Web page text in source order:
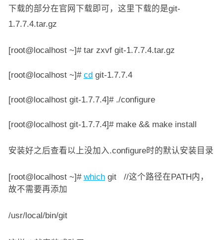
下载的部分在官网下载即可，这里下载的是git-
1.7.7.4.tar.gz
[root@localhost ~]# tar zxvf git-1.7.7.4.tar.gz
[root@localhost ~]# cdgit-1.7.7.4
[root@localhost git-1.7.7.4]# ./configure
[root@localhost git-1.7.7.4]# make && make install
安装好之后查看以上没加入.configure时的默认安装目录
[root@localhost ~]# whichgit //这个路径在PATH内，
故不需要再添加
/usr/local/bin/git